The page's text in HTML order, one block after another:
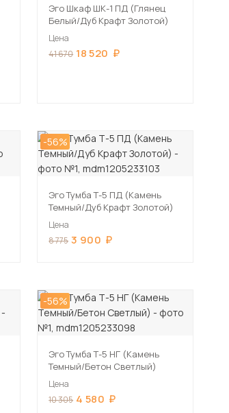
Эго Шкаф ШК-1 ПД (Глянец
Белый/Дуб Крафт Золотой)
Цена
41 670 18 520
-56%
Эго Тумба Т-5 ПД (Камень
Темный/Дуб Крафт Золотой)
Цена
8 775 3 900
-56%
Эго Тумба Т-5 НГ (Камень
Темный/Бетон Светлый)
Цена
10 305 4 580